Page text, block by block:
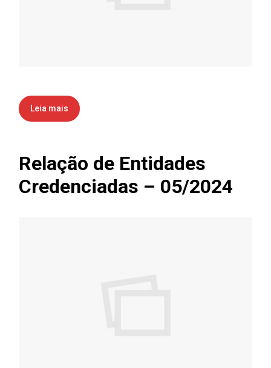
Leia mais
Relação de Entidades
Credenciadas – 05/2024